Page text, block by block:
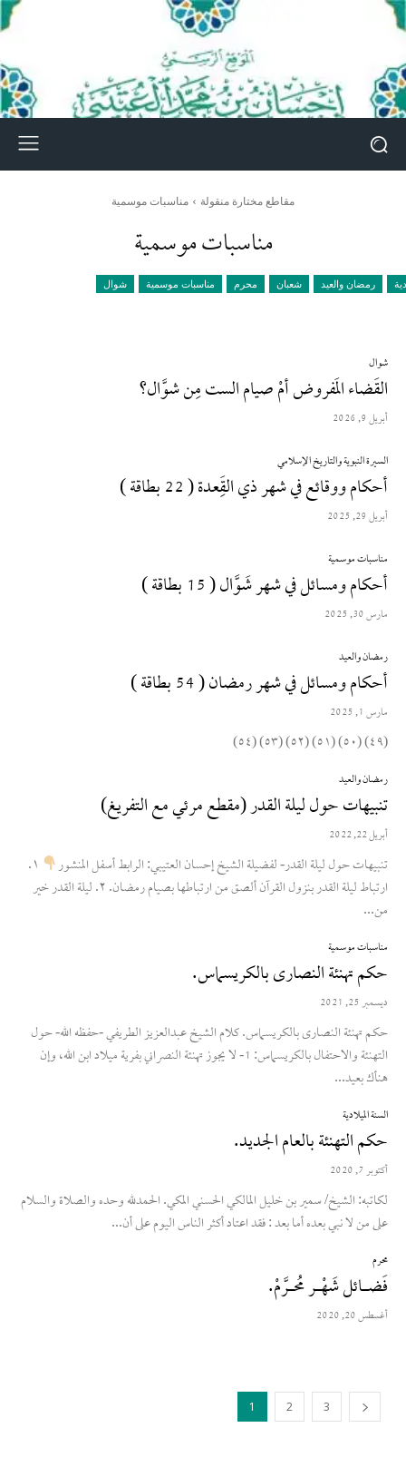
مقاطع مختارة منقولة مناسبات موسمية
مناسبات موسمية
رمضان والعيد شعبان محرم مناسبات موسمية شوال
شوال
القَضاء المَفروض أمْ صيام الست مِن شوَّال؟
أبريل 9, 2026
السيرة النبوية والتاريخ الإسلامي
أحكام ووقائع في شهر ذي القَِعدة ( 22 بطاقة )
أبريل 29, 2025
مناسبات موسمية
أحكام ومسائل في شهر شَوَّال ( 15 بطاقة )
مارس 30, 2025
رمضان والعيد
أحكام ومسائل في شهر رمضان ( 54 بطاقة )
مارس 1, 2025
(٤٩) (٥٠) (٥١) (٥٢) (٥٣) (٥٤)
رمضان والعيد
تنبيهات حول ليلة القدر (مقطع مرئي مع التفريغ)
أبريل 22, 2022
تنبيهات حول ليلة القدر- لفضيلة الشيخ إحسان العتيبي: الرابط أسفل المنشور
١.
ارتباط ليلة القدر بنزول القرآن ألصق من ارتباطها بصيام رمضان. ٢. ليلة القدر خير
من...
مناسبات موسمية
حكم تهنئة النصارى بالكريسماس.
ديسمبر 25, 2021
حكم تهنئة النصارى بالكريسماس. كلام الشيخ عبدالعزيز الطريفي -حفظه الله- حول
التهنئة والاحتفال بالكريسماس: 1- لا يجوز تهنئة النصراني بفرية ميلاد ابن الله، وإن
هنأك بعيد...
السنة الميلادية
حكم التهنئة بالعام الجديد.
أكتوبر 7, 2020
لكاتبه: الشيخ/ سمير بن خليل المالكي الحسني المكي. الحمدلله وحده والصلاة والسلام
على من لا نبي بعده أما بعد : فقد اعتاد أكثر الناس اليوم على أن...
محرم
فَضـائل شَهْـر مُحـرَّمْ.
أغسطس 20, 2020
1 2 3